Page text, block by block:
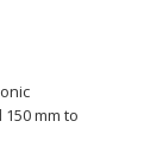
mm to